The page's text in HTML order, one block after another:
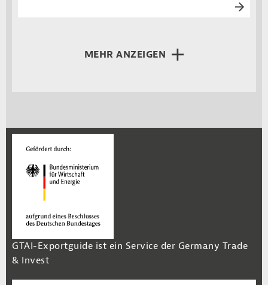
MEHR ANZEIGEN
GTAI-Exportguide ist ein Service der Germany Trade
& Invest